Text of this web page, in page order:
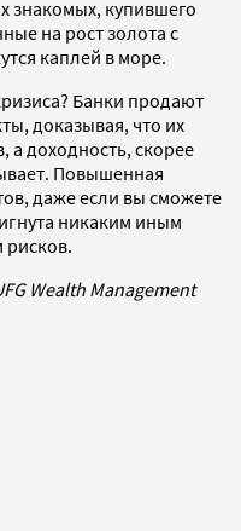
знакомых, купившего
на рост золота с
каплей в море.
Банки продают
доказывая, что их
а доходность, скорее
Повышенная
даже если вы сможете
никаким иным
рисков.
Wealth Management